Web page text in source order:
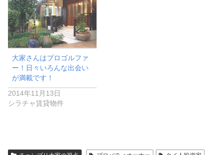
大家さんはプロゴルファ
ー！日々いろんな出会い
が満載です！
2014年11月13日
シラチャ賃貸物件